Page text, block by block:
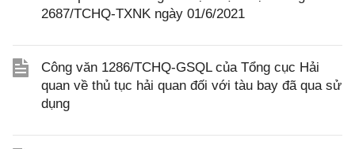
2687/TCHQ-TXNK ngày 01/6/2021
Công văn 1286/TCHQ-GSQL của Tổng cục Hải
quan về thủ tục hải quan đối với tàu bay đã qua sử
dụng